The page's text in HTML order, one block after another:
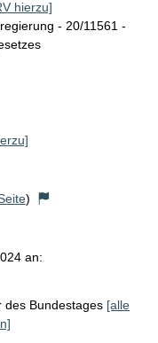
hierzu]
- 20/11561 -
)
an:
des Bundestages [alle